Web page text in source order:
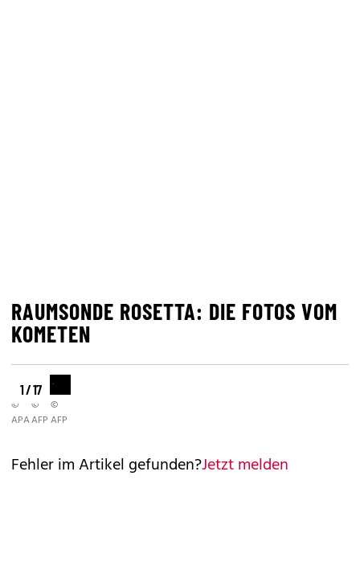
RAUMSONDE ROSETTA: DIE FOTOS VOM
KOMETEN
1 / 17
©
APA
©
AFP
©
AFP
Fehler im Artikel gefunden?Jetzt melden